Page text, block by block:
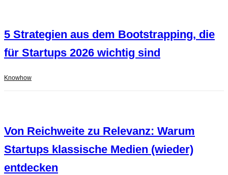
5 Strategien aus dem Bootstrapping, die
für Startups 2026 wichtig sind
Knowhow
Von Reichweite zu Relevanz: Warum
Startups klassische Medien (wieder)
entdecken